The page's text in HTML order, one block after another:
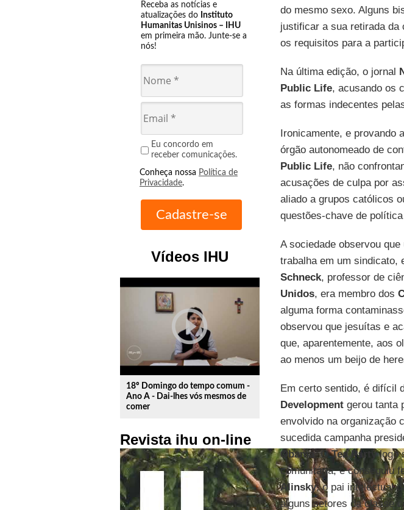
Receba as notícias e
atualizações do Instituto
Humanitas Unisinos – IHU
em primeira mão. Junte-se a
nós!
Eu concordo em
receber comunicações.
Conheça nossa Política de
Privacidade.
Vídeos IHU
play_circle_outline
18º Domingo do tempo comum -
Ano A - Dai-lhes vós mesmos de
comer
Revista ihu on-line
do mesmo sexo. Alguns
justificar a sua retirada da
os requisitos para a
Na última edição, o jornal
Public Life, acusando os
as formas indecentes
Ironicamente, e provando
órgão autonomeado de
Public Life, não
acusações de culpa por
aliado a grupos católicos
questões-chave de
A sociedade observou
trabalha em um sindicato,
Schneck, professor de
Unidos, era membro dos
alguma forma
observou que jesuítas e
que, aparentemente, aos
ao menos um beijo de
Em certo sentido, é difícil
Developmentgerou tanta
envolvido na organização
sucedida campanha
Obama. OTea Partylogo
comunitária, e conseguiu
Alinsky, o pai intelectual
alguns setores da classe